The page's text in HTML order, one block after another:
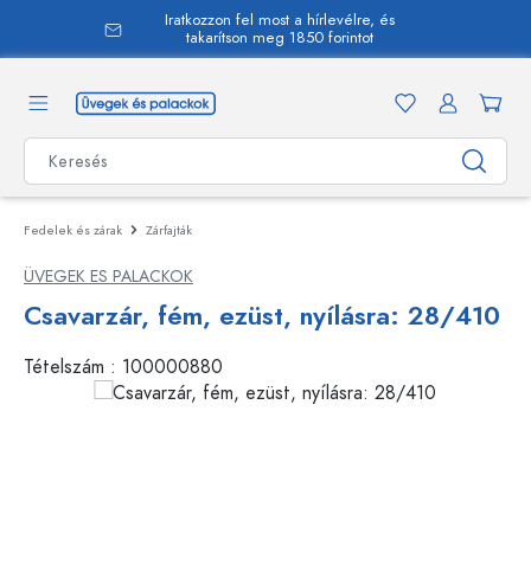
Iratkozzon fel most a hírlevélre, és
takarítson meg 1850 forintot
Fedelek és zárak Zárfajták
ÜVEGEK ES PALACKOK
Csavarzár, fém, ezüst, nyílásra: 28/410
Tételszám : 100000880